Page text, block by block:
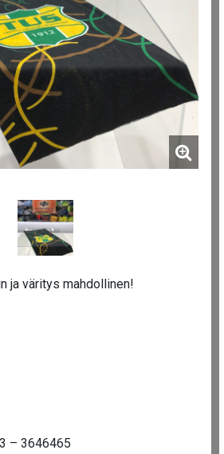
ja väritys mahdollinen!
– 3646465